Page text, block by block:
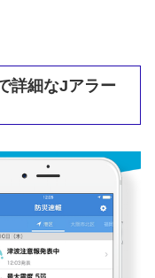
詳細なJアラー